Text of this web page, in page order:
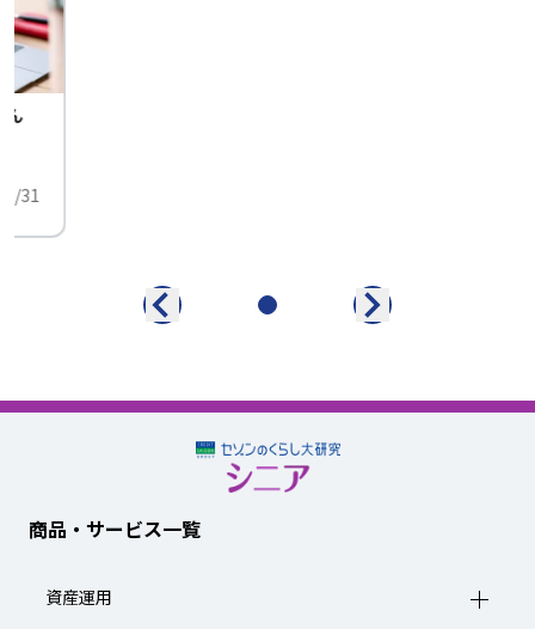
ん
31
商品・サービス一覧
資産運用